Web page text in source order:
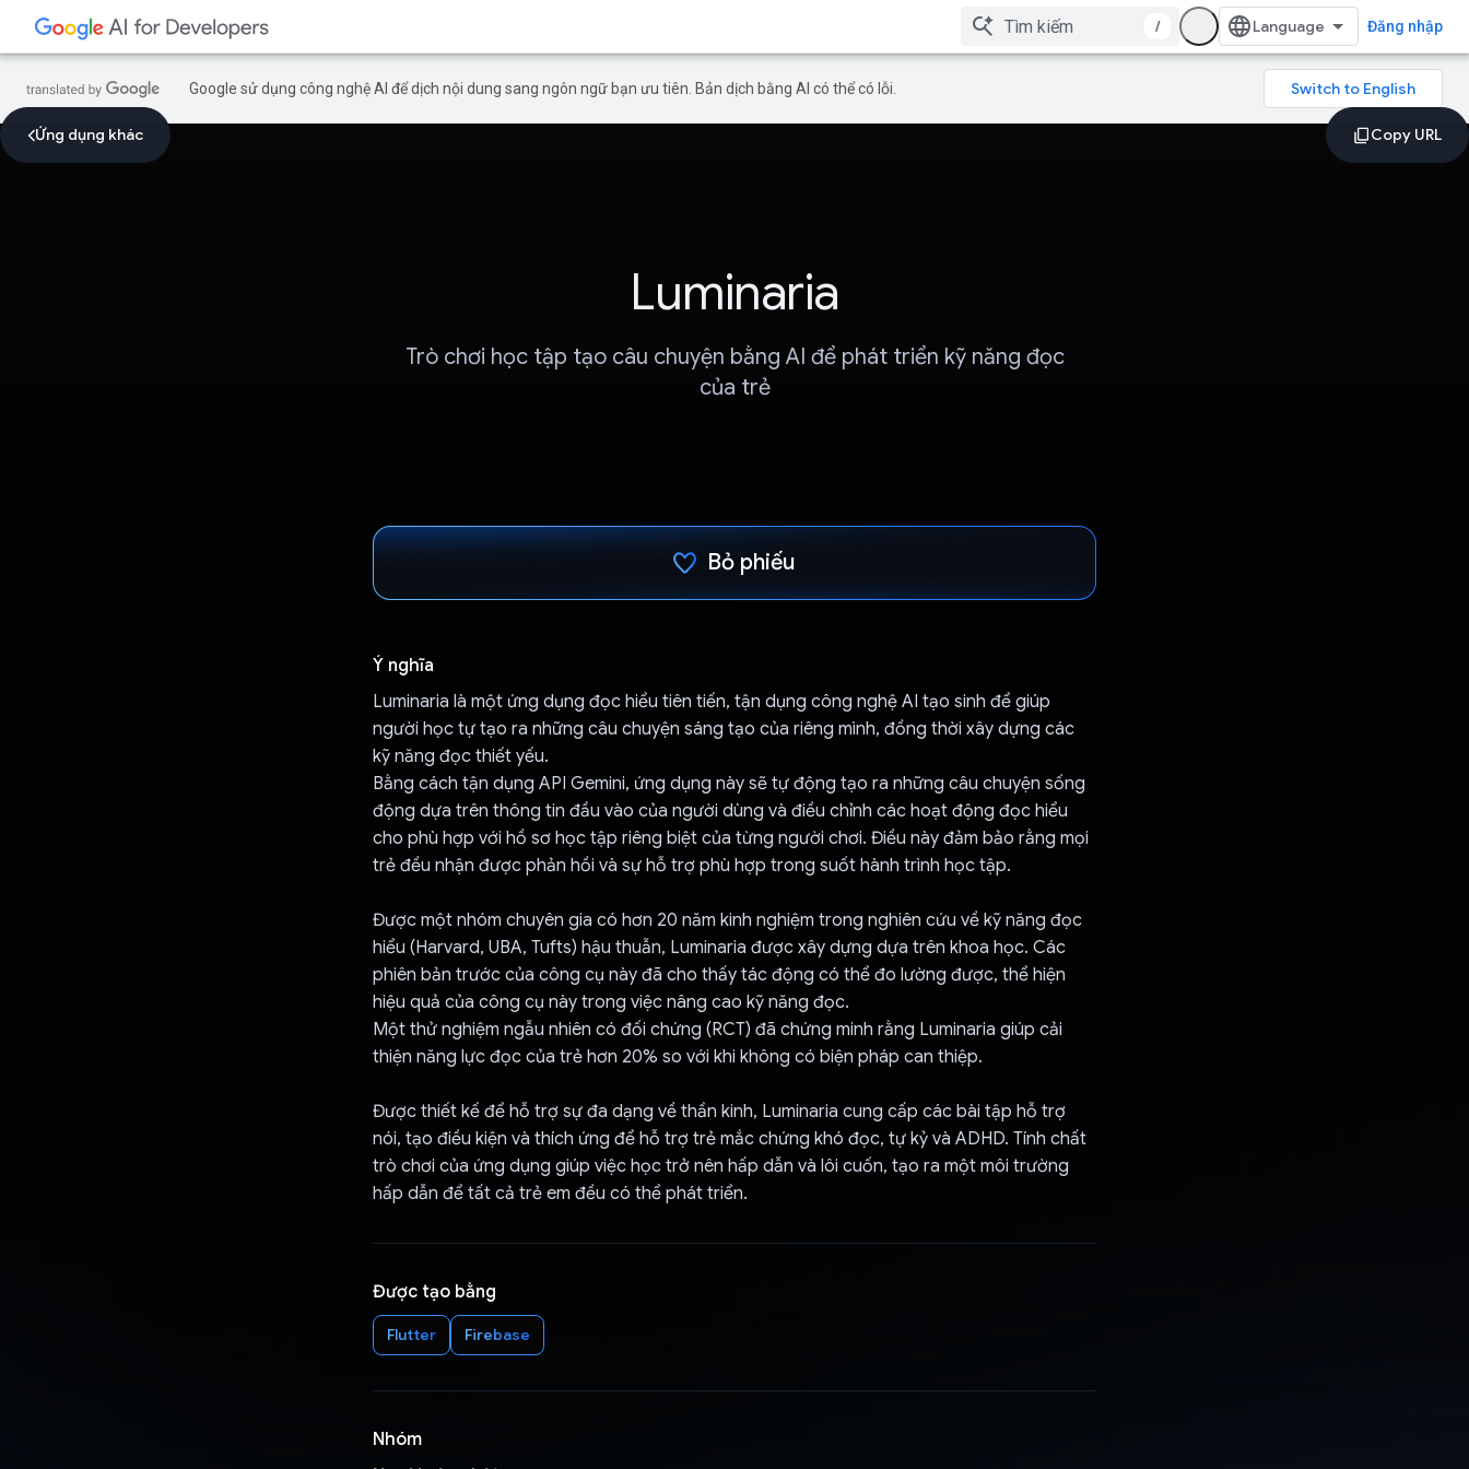
/ Đăng nhập
Google sử dụng công nghệ AI để dịch nội dung sang ngôn ngữ bạn ưu tiên. Bản dịch bằng AI có thể có lỗi.
Ứng dụng khác
Luminaria
Trò chơi học tập tạo câu chuyện bằng AI để phát triển kỹ năng đọc
của trẻ
Bỏ phiếu
Ý nghĩa
Luminaria là một ứng dụng đọc hiểu tiên tiến, tận dụng công nghệ AI tạo sinh để giúp
người học tự tạo ra những câu chuyện sáng tạo của riêng mình, đồng thời xây dựng các
kỹ năng đọc thiết yếu.
Bằng cách tận dụng API Gemini, ứng dụng này sẽ tự động tạo ra những câu chuyện sống
động dựa trên thông tin đầu vào của người dùng và điều chỉnh các hoạt động đọc hiểu
cho phù hợp với hồ sơ học tập riêng biệt của từng người chơi. Điều này đảm bảo rằng mọi
trẻ đều nhận được phản hồi và sự hỗ trợ phù hợp trong suốt hành trình học tập.
Được một nhóm chuyên gia có hơn 20 năm kinh nghiệm trong nghiên cứu về kỹ năng đọc
hiểu (Harvard, UBA, Tufts) hậu thuẫn, Luminaria được xây dựng dựa trên khoa học. Các
phiên bản trước của công cụ này đã cho thấy tác động có thể đo lường được, thể hiện
hiệu quả của công cụ này trong việc nâng cao kỹ năng đọc.
Một thử nghiệm ngẫu nhiên có đối chứng (RCT) đã chứng minh rằng Luminaria giúp cải
thiện năng lực đọc của trẻ hơn 20% so với khi không có biện pháp can thiệp.
Được thiết kế để hỗ trợ sự đa dạng về thần kinh, Luminaria cung cấp các bài tập hỗ trợ
nói, tạo điều kiện và thích ứng để hỗ trợ trẻ mắc chứng khó đọc, tự kỷ và ADHD. Tính chất
trò chơi của ứng dụng giúp việc học trở nên hấp dẫn và lôi cuốn, tạo ra một môi trường
hấp dẫn để tất cả trẻ em đều có thể phát triển.
Được tạo bằng
Flutter Firebase
Nhóm